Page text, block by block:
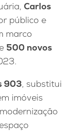
Carlos
público e
marco
500 novos
903, substitui
imóveis